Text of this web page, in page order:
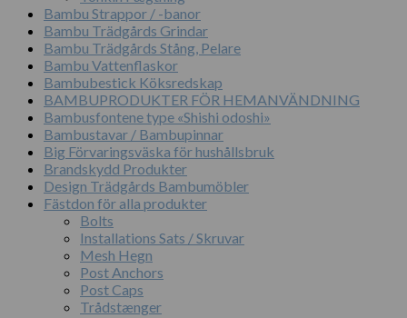
Bambu Strappor / -banor
Bambu Trädgårds Grindar
Bambu Trädgårds Stång, Pelare
Bambu Vattenflaskor
Bambubestick Köksredskap
BAMBUPRODUKTER FÖR HEMANVÄNDNING
Bambusfontene type «Shishi odoshi»
Bambustavar / Bambupinnar
Big Förvaringsväska för hushållsbruk
Brandskydd Produkter
Design Trädgårds Bambumöbler
Fästdon för alla produkter
Bolts
Installations Sats / Skruvar
Mesh Hegn
Post Anchors
Post Caps
Trådstænger